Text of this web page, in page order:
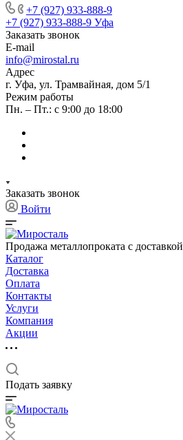
+7 (927) 933-888-9
+7 (927) 933-888-9 Уфа
Заказать звонок
E-mail
info@mirostal.ru
Адрес
г. Уфа, ул. Трамвайная, дом 5/1
Режим работы
Пн. – Пт.: с 9:00 до 18:00
Заказать звонок
Войти
Продажа металлопроката с доставкой
Каталог
Доставка
Оплата
Контакты
Услуги
Компания
Акции
Подать заявку